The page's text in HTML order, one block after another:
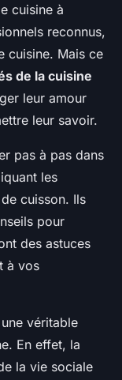
cuisine à
reconnus,
cuisine. Mais ce
de la cuisine
leur amour
leur savoir.
pas à pas dans
les
cuisson. Ils
pour
des astuces
à vos
véritable
En effet, la
la vie sociale